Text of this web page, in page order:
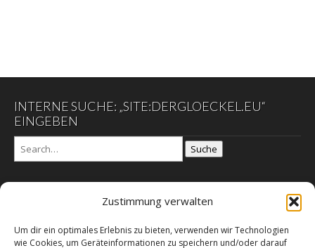
Zustimmung verwalten
Um dir ein optimales Erlebnis zu bieten, verwenden wir Technologien
wie Cookies, um Geräteinformationen zu speichern und/oder darauf
INTERNE SUCHE: „SITE:DERGLOECKEL.EU“
EINGEBEN
Suche
Datenschutzerklärung